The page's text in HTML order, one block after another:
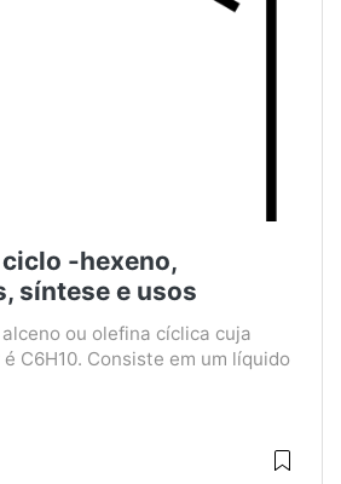
-hexeno,
síntese e usos
ou olefina cíclica cuja
C6H10. Consiste em um líquido